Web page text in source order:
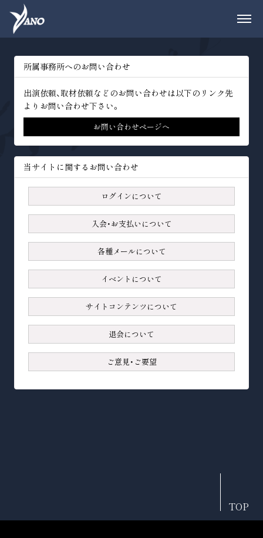
所属事務所へのお問い合わせ
出演依頼、取材依頼などのお問い合わせは以下のリンク先
よりお問い合わせ下さい。
お問い合わせページへ
当サイトに関するお問い合わせ
ログインについて
入会・お支払いについて
各種メールについて
イベントについて
サイトコンテンツについて
退会について
ご意見・ご要望
TOP